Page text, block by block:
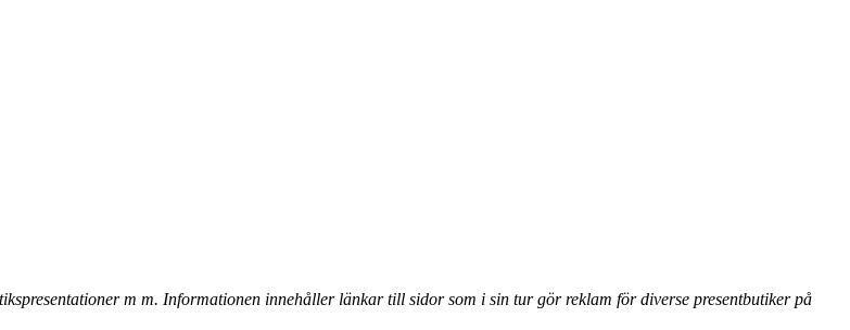
m m. Informationen innehåller länkar till sidor som i sin tur gör reklam för diverse presentbutiker på